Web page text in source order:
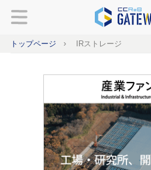
トップページ IRストレージ